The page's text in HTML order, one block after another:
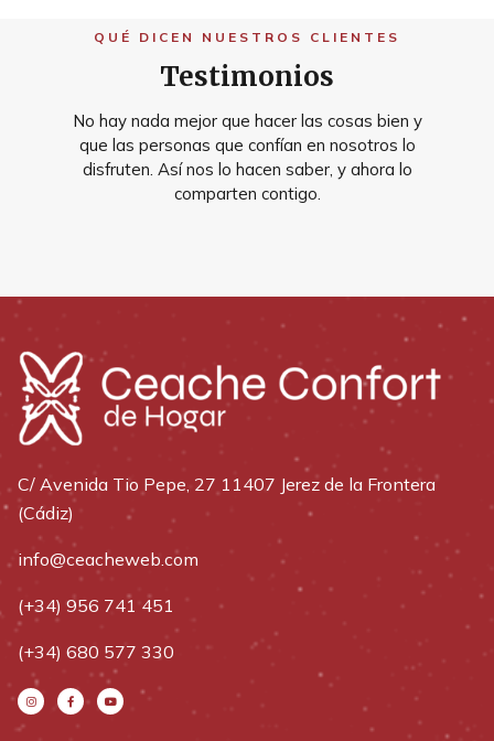
QUÉ DICEN NUESTROS CLIENTES
Testimonios
No hay nada mejor que hacer las cosas bien y
que las personas que confían en nosotros lo
disfruten. Así nos lo hacen saber, y ahora lo
comparten contigo.
C/ Avenida Tio Pepe, 27 11407 Jerez de la Frontera
(Cádiz)
info@ceacheweb.com
(+34) 956 741 451
(+34) 680 577 330